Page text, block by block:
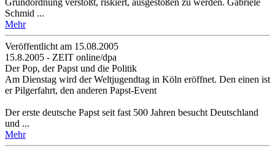
Schmid ...
Mehr
Veröffentlicht am 15­.08.2005
15.8.2005 - ZEIT online/dpa
Der Pop, der Papst und die Politik
Am Dienstag wird der Weltjugendtag in Köln eröffnet. Den einen ist
er Pilgerfahrt, den anderen Papst-Event
Der erste deutsche Papst seit fast 500 Jahren besucht Deutschland
und ...
Mehr